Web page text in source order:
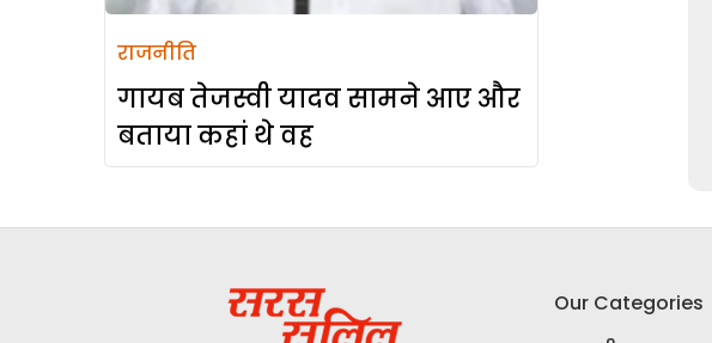
राजनीति
गायब तेजस्वी यादव सामने आए और
बताया कहां थे वह
Our Categories